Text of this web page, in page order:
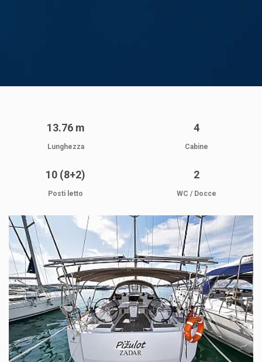
13.76 m
Lunghezza
4
Cabine
10 (8+2)
Posti letto
2
WC / Docce